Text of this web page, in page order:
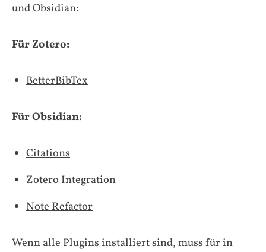
und Obsidian:
Für Zotero:
BetterBibTex
Für Obsidian:
Citations
Zotero Integration
Note Refactor
Wenn alle Plugins installiert sind, muss für in